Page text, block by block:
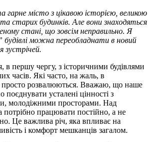
місто з цікавою історією, великою
старих будинків. Але вони знаходяться
стані, що зовсім неправильно. Я
можна переобладнати в новий
зустрічей.
в першу чергу, з історичними будівлями
часів. Які часто, на жаль, в
просто розвалюються. Вважаю, що наше
поєднувати усталені цінності з
молодіжними просторами. Над
потрібно працювати постійно, а не
Це важлива річ, яка впливає на
і комфорт мешканців загалом.